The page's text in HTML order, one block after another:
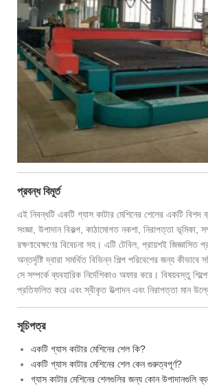
প্রবন্ধ বিমূর্ত
এই নিবন্ধটি একটি গ্যাস কাটার মেশিনের শেলের একটি বিশদ
সংজ্ঞা, উপাদান বিকল্প, কাঠামোগত নকশা, নিরাপত্তা ভূমিকা,
রক্ষণাবেক্ষণের বিবেচনা সহ। এটি টেবিল, প্রায়শই জিজ্ঞাসিত
অন্তর্দৃষ্টি দ্বারা সমর্থিত বিভিন্ন শিল্প পরিবেশের জন্য কীভাবে
সে সম্পর্কে ব্যবহারিক নির্দেশিকাও অফার করে। বিষয়বস্তু
প্রতিফলিত করে এবং স্বীকৃত উত্পাদন এবং নিরাপত্তা মান
সূচিপত্র
একটি গ্যাস কাটার মেশিনের শেল কি?
একটি গ্যাস কাটার মেশিনের শেল কেন গুরুত্বপূর্ণ?
গ্যাস কাটার মেশিনের শেলগুলির জন্য কোন উপাদানগুলি